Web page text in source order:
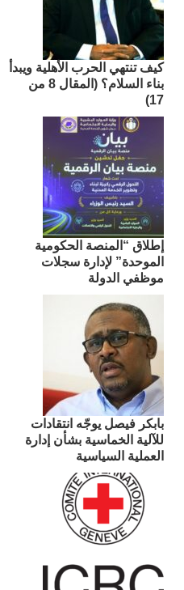
كيف تنتهي الحرب الأهلية ويبدأ
بناء السلام؟ (المقال 8 من
17)
إطلاق “المنصة الحكومية
الموحدة” لإدارة سجلات
موظفي الدولة
بابكر فيصل يوجّه انتقادات
للآلية الخماسية بشأن إدارة
العملية السياسية